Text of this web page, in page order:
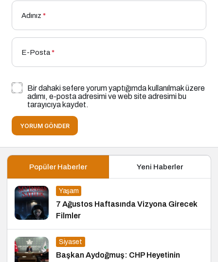
Adınız *
E-Posta*
Bir dahaki sefere yorum yaptığımda kullanılmak üzere
adımı, e-posta adresimi ve web site adresimi bu
tarayıcıya kaydet.
YORUM GÖNDER
Popüler Haberler Yeni Haberler
Yaşam
7 Ağustos Haftasında Vizyona Girecek
Filmler
Siyaset
Başkan Aydoğmuş: CHP Heyetinin